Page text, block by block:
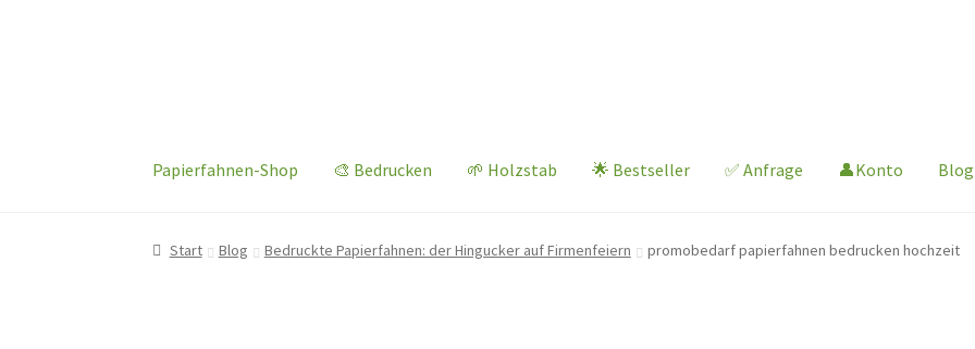
Papierfahnen-Shop 🎨 Bedrucken 🌱 Holzstab 🌟 Bestseller ✅ Anfrage 👤Konto Blog
Start Blog Bedruckte Papierfahnen: der Hingucker auf Firmenfeiern promobedarf papierfahnen bedrucken hochzeit